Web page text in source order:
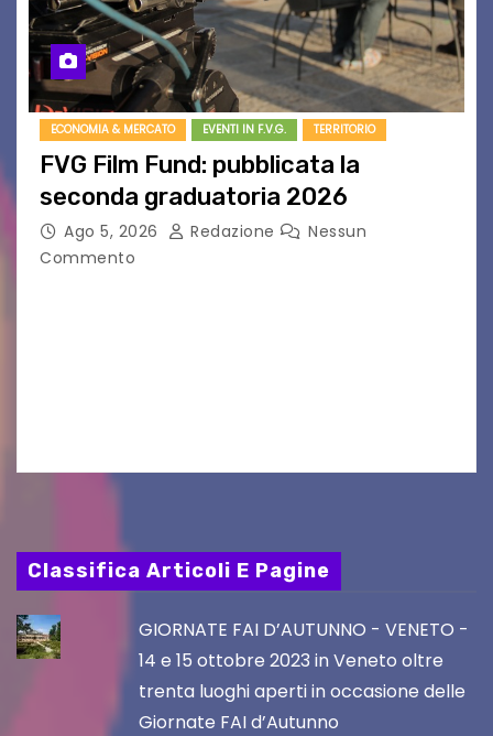
ECONOMIA & MERCATO EVENTI IN F.V.G. TERRITORIO
FVG Film Fund: pubblicata la
seconda graduatoria 2026
Ago 5, 2026 Redazione
Nessun
Commento
Classifica Articoli E Pagine
GIORNATE FAI D’AUTUNNO - VENETO -
14 e 15 ottobre 2023 in Veneto oltre
trenta luoghi aperti in occasione delle
Giornate FAI d’Autunno